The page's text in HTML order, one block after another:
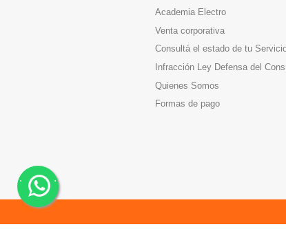
Academia Electro
Venta corporativa
Consultá el estado de tu
Infracción Ley Defensa del
Quienes Somos
Formas de pago
. .